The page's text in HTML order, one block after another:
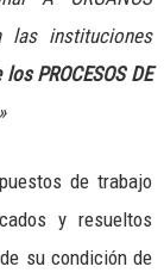
instituciones
PROCESOS DE
»
de trabajo
y resueltos
su condición de